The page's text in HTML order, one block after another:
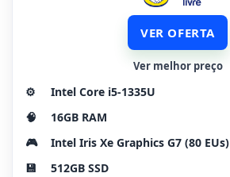
VER OFERTA
Ver melhor preço
⚙️
Intel Core i5-1335U
🧠
16GB RAM
🎮
Intel Iris Xe Graphics G7 (80 EUs)
💾
512GB SSD